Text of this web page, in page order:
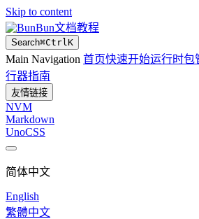
Skip to content
Bun文档教程
Search⌘CtrlK
Main Navigation 首页快速开始运行时包
行器指南
友情链接
NVM
Markdown
UnoCSS
简体中文
English
繁體中文